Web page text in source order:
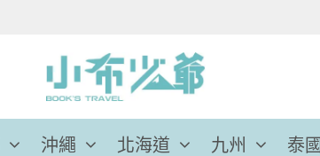
沖繩 北海道 九州 泰國